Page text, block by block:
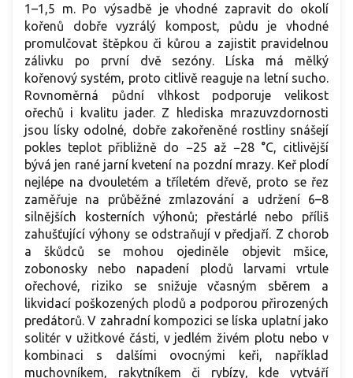
1–1,5 m. Po výsadbě je vhodné zapravit do okolí
kořenů dobře vyzrálý kompost, půdu je vhodné
promulčovat štěpkou či kůrou a zajistit pravidelnou
zálivku po první dvě sezóny. Líska má mělký
kořenový systém, proto citlivě reaguje na letní sucho.
Rovnoměrná půdní vlhkost podporuje velikost
ořechů i kvalitu jader. Z hlediska mrazuvzdornosti
jsou lísky odolné, dobře zakořeněné rostliny snášejí
pokles teplot přibližně do −25 až −28 °C, citlivější
bývá jen rané jarní kvetení na pozdní mrazy. Keř plodí
nejlépe na dvouletém a tříletém dřevě, proto se řez
zaměřuje na průběžné zmlazování a udržení 6–8
silnějších kosterních výhonů; přestárlé nebo příliš
zahušťující výhony se odstraňují v předjaří. Z chorob
a škůdců se mohou ojediněle objevit mšice,
zobonosky nebo napadení plodů larvami vrtule
ořechové, riziko se snižuje včasným sběrem a
likvidací poškozených plodů a podporou přirozených
predátorů. V zahradní kompozici se líska uplatní jako
solitér v užitkové části, v jedlém živém plotu nebo v
kombinaci s dalšími ovocnými keři, například
muchovníkem, rakytníkem či rybízy, kde vytváří